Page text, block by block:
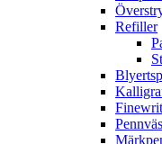
Refiller